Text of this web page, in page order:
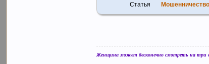
Статья
Женщина может бесконечно смотреть на три